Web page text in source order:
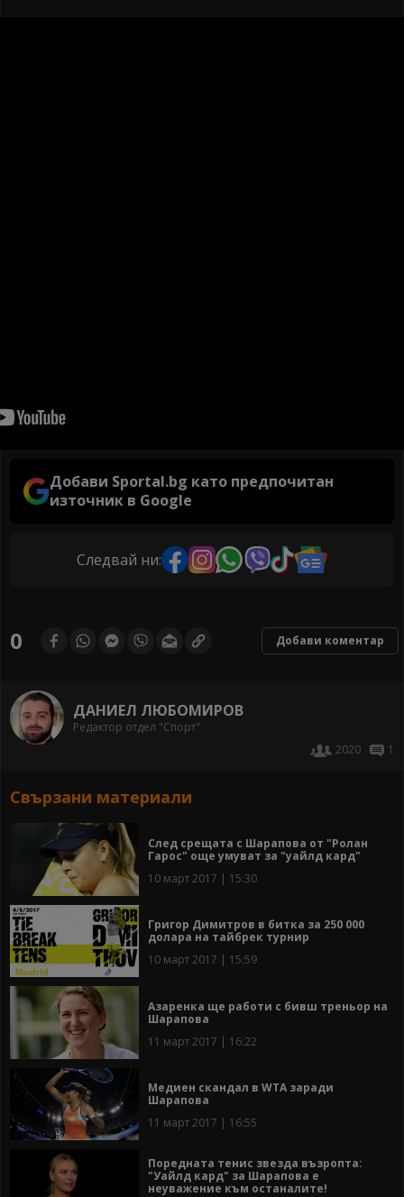
Добави Sportal.bg като предпочитан
източник в Google
Следвай ни:
0 Добави коментар
ДАНИЕЛ ЛЮБОМИРОВ
Редактор отдел "Спорт"
2020
1
Свързани материали
След срещата с Шарапова от "Ролан
Гарос" още умуват за "уайлд кард"
10 март 2017 | 15:30
Григор Димитров в битка за 250 000
долара на тайбрек турнир
10 март 2017 | 15:59
Азаренка ще работи с бивш треньор на
Шарапова
11 март 2017 | 16:22
Медиен скандал в WTA заради
Шарапова
11 март 2017 | 16:55
Поредната тенис звезда възропта:
"Уайлд кард" за Шарапова е
неуважение към останалите!